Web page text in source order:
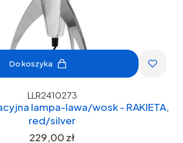
Do koszyka
LLR2410273
lampa-lawa/wosk - RAKIETA,
red/silver
Cena
229,00 zł